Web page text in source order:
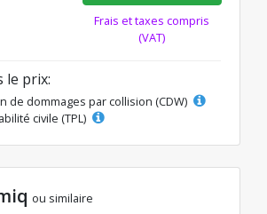
Frais et taxes compris
(VAT)
le prix:
de dommages par collision (CDW)
civile (TPL)
ou similaire